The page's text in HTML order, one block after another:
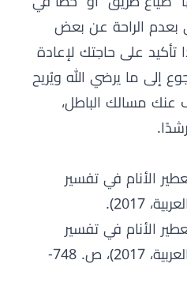
بعدم الراحة عن بعض
تأكيد على حاجتك لإعادة
إلى ما يرضي الله ويُريح
عنك مسالك الباطل،
الأنام في تفسير
2017).
الأنام في تفسير
الأحلام (وكالة الصحافة العربية، 2017)، ص. 748-